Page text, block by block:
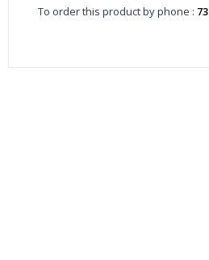
To order this product by phone :